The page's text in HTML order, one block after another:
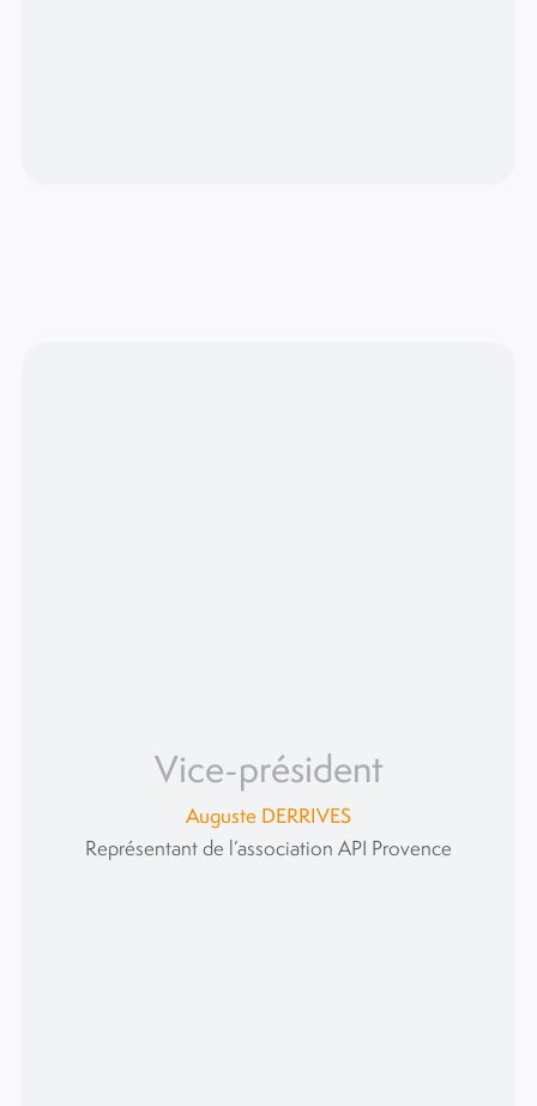
Vice-président
Auguste DERRIVES
Représentant de l’association API Provence